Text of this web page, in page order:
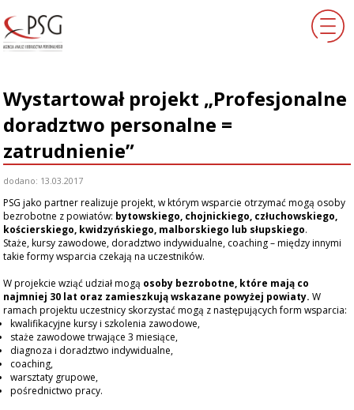
O NAS
AKTUALNOŚCI
PROJEKTY
KLIENCI
KONTAKT
ENGLISH
Wystartował projekt „Profesjonalne
doradztwo personalne =
zatrudnienie”
dodano: 13.03.2017
PSG jako partner realizuje projekt, w którym wsparcie otrzymać mogą osoby
bezrobotne z powiatów: bytowskiego, chojnickiego, człuchowskiego,
kościerskiego, kwidzyńskiego, malborskiego lub słupskiego.
Staże, kursy zawodowe, doradztwo indywidualne, coaching – między innymi
takie formy wsparcia czekają na uczestników.
W projekcie wziąć udział mogą osoby bezrobotne, które mają co
najmniej 30 lat oraz zamieszkują wskazane powyżej powiaty. W
ramach projektu uczestnicy skorzystać mogą z następujących form wsparcia:
kwalifikacyjne kursy i szkolenia zawodowe,
staże zawodowe trwające 3 miesiące,
diagnoza i doradztwo indywidualne,
coaching,
warsztaty grupowe,
pośrednictwo pracy.